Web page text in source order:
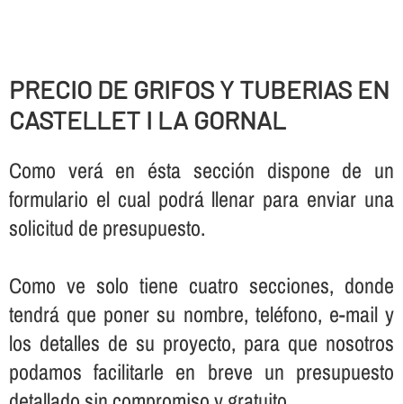
PRECIO DE GRIFOS Y TUBERIAS EN
CASTELLET I LA GORNAL
Como verá en ésta sección dispone de un
formulario el cual podrá llenar para enviar una
solicitud de presupuesto.
Como ve solo tiene cuatro secciones, donde
tendrá que poner su nombre, teléfono, e-mail y
los detalles de su proyecto, para que nosotros
podamos facilitarle en breve un presupuesto